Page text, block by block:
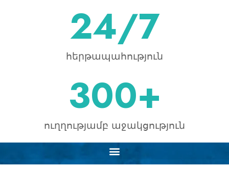
հերթապահություն
24/7
ուղղությամբ աջակցություն
300+